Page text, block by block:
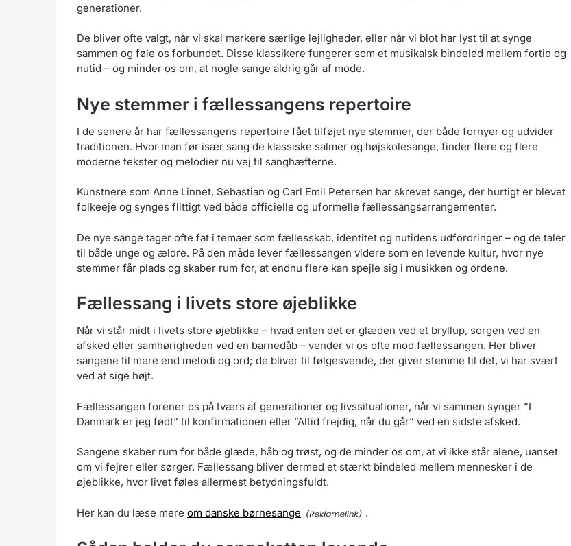
generationer.
De bliver ofte valgt, når vi skal markere særlige lejligheder, eller når vi blot har lyst til at synge
sammen og føle os forbundet. Disse klassikere fungerer som et musikalsk bindeled mellem fortid og
nutid – og minder os om, at nogle sange aldrig går af mode.
Nye stemmer i fællessangens repertoire
I de senere år har fællessangens repertoire fået tilføjet nye stemmer, der både fornyer og udvider
traditionen. Hvor man før især sang de klassiske salmer og højskolesange, finder flere og flere
moderne tekster og melodier nu vej til sanghæfterne.
Kunstnere som Anne Linnet, Sebastian og Carl Emil Petersen har skrevet sange, der hurtigt er blevet
folkeeje og synges flittigt ved både officielle og uformelle fællessangsarrangementer.
De nye sange tager ofte fat i temaer som fællesskab, identitet og nutidens udfordringer – og de taler
til både unge og ældre. På den måde lever fællessangen videre som en levende kultur, hvor nye
stemmer får plads og skaber rum for, at endnu flere kan spejle sig i musikken og ordene.
Fællessang i livets store øjeblikke
Når vi står midt i livets store øjeblikke – hvad enten det er glæden ved et bryllup, sorgen ved en
afsked eller samhørigheden ved en barnedåb – vender vi os ofte mod fællessangen. Her bliver
sangene til mere end melodi og ord; de bliver til følgesvende, der giver stemme til det, vi har svært
ved at sige højt.
Fællessangen forener os på tværs af generationer og livssituationer, når vi sammen synger ”I
Danmark er jeg født” til konfirmationen eller ”Altid frejdig, når du går” ved en sidste afsked.
Sangene skaber rum for både glæde, håb og trøst, og de minder os om, at vi ikke står alene, uanset
om vi fejrer eller sørger. Fællessang bliver dermed et stærkt bindeled mellem mennesker i de
øjeblikke, hvor livet føles allermest betydningsfuldt.
Her kan du læse mere om danske børnesange .